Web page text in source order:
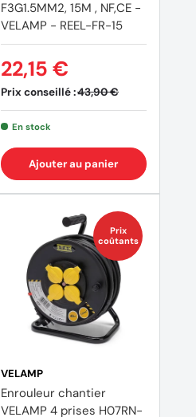
F3G1.5MM2, 15M , NF,CE -
VELAMP - REEL-FR-15
Prix conseillé :43,90 €
22,15 €
En stock
Ajouter au panier
Prix
coûtants
VELAMP
Enrouleur chantier
VELAMP 4 prises H07RN-